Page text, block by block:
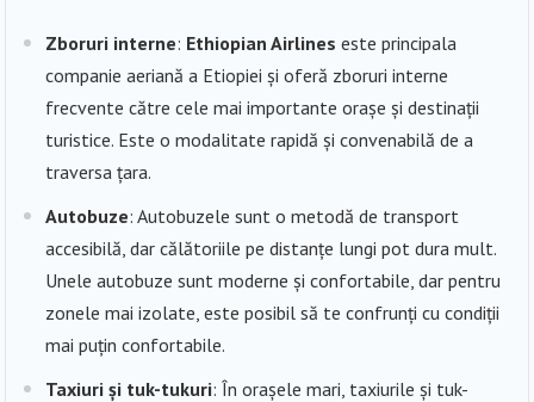
Zboruri interne: Ethiopian Airlines este principala
companie aeriană a Etiopiei și oferă zboruri interne
frecvente către cele mai importante orașe și destinații
turistice. Este o modalitate rapidă și convenabilă de a
traversa țara.
Autobuze: Autobuzele sunt o metodă de transport
accesibilă, dar călătoriile pe distanțe lungi pot dura mult.
Unele autobuze sunt moderne și confortabile, dar pentru
zonele mai izolate, este posibil să te confrunți cu condiții
mai puțin confortabile.
Taxiuri și tuk-tukuri: În orașele mari, taxiurile și tuk-